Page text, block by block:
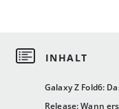
Galaxy Z Fold6:
Release: Wann